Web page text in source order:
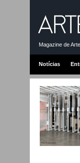
Magazine de Arte
Notícias